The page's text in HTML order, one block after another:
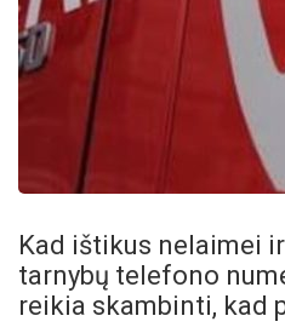
Kad ištikus nelaimei
tarnybų telefono
reikia skambinti, kad